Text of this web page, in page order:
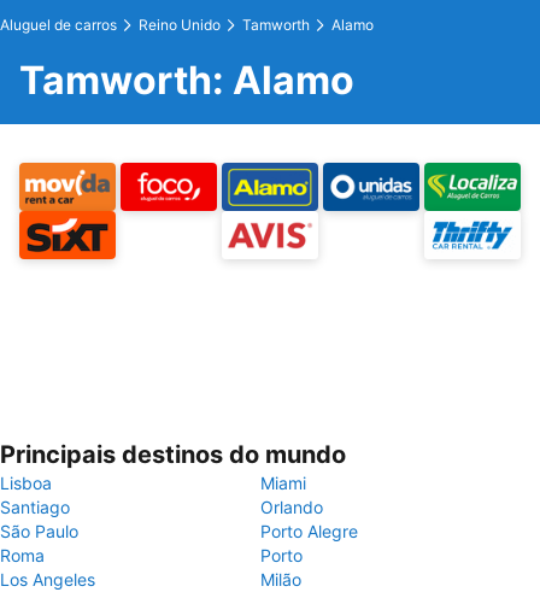
Aluguel de carros Reino Unido Tamworth Alamo
Tamworth: Alamo
Principais destinos do mundo
Lisboa
Miami
Santiago
Orlando
São Paulo
Porto Alegre
Roma
Porto
Los Angeles
Milão